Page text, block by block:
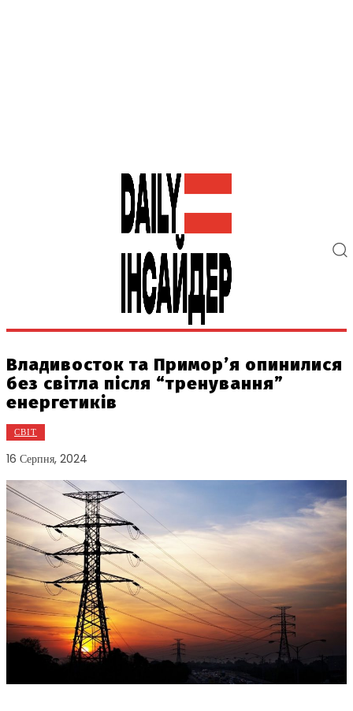
Владивосток та Примор’я опинилися
без світла після “тренування”
енергетиків
СВІТ
16 Серпня, 2024